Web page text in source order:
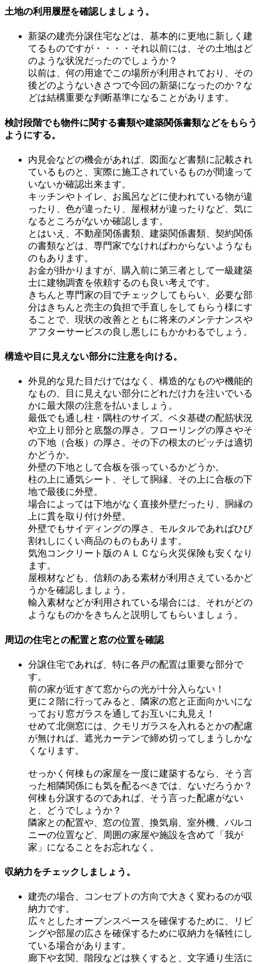
土地の利用履歴を確認しましょう。
新築の建売分譲住宅などは、基本的に更地に新しく建
てるものですが・・・・それ以前には、その土地はど
のような状況だったのでしょうか？
以前は、何の用途でこの場所が利用されており、その
後どのようないきさつで今回の新築になったのか？な
どは結構重要な判断基準になることがあります。
検討段階でも物件に関する書類や建築関係書類などをもらう
ようにする。
内見会などの機会があれば、図面など書類に記載され
ているものと、実際に施工されているものが間違って
いないか確認出来ます。
キッチンやトイレ、お風呂などに使われている物が違
ったり、色が違ったり、屋根材が違ったりなど、気に
なるところがないか確認します。
とはいえ、不動産関係書類、建築関係書類、契約関係
の書類などは、専門家でなければわからないようなも
のもあります。
お金が掛かりますが、購入前に第三者として一級建築
士に建物調査を依頼するのも良い考えです。
きちんと専門家の目でチェックしてもらい、必要な部
分はきちんと売主の負担で手直しをしてもらう様にす
ることで、現状の改善とともに将来のメンテナンスや
アフターサービスの良し悪しにもかかわるでしょう。
構造や目に見えない部分に注意を向ける。
外見的な見た目だけではなく、構造的なものや機能的
なもの、目に見えない部分にどれだけ力を注いでいる
かに最大限の注意を払いましょう。
最低でも通し柱・隅柱のサイズ。ベタ基礎の配筋状況
や立上り部分と底盤の厚さ。フローリングの厚さやそ
の下地（合板）の厚さ。その下の根太のピッチは適切
かどうか。
外壁の下地として合板を張っているかどうか。
柱の上に通気シート、そして胴縁、その上に合板の下
地で最後に外壁。
場合によっては下地がなく直接外壁だったり、胴縁の
上に貫を取り付け外壁。
外壁でもサイディングの厚さ、モルタルであればひび
割れしにくい商品のものもあります。
気泡コンクリート版のＡＬＣなら火災保険も安くなり
ます。
屋根材なども、信頼のある素材が利用さえているかど
うかを確認しましょう。
輸入素材などが利用されている場合には、それがどの
ようなものかをきちんと説明してもらいましょう。
周辺の住宅との配置と窓の位置を確認
分譲住宅であれば、特に各戸の配置は重要な部分で
す。
前の家が近すぎて窓からの光が十分入らない！
更に２階に行ってみると、隣家の窓と正面向かいにな
っており窓ガラスを通してお互いに丸見え！
せめて北側窓には、クモリガラスを入れるとかの配慮
が無ければ、遮光カーテンで締め切ってしまうしかな
くなります。
せっかく何棟もの家屋を一度に建築するなら、そう言
った相隣関係にも気を配るべきでは、ないだろうか？
何棟も分譲するのであれば、そう言った配慮がない
と、どうでしょうか？
隣家との配置や、窓の位置、換気扇、室外機、バルコ
ニーの位置など、周囲の家屋や施設を含めて「我が
家」になることをお忘れなく。
収納力をチェックしましょう。
建売の場合、コンセプトの方向で大きく変わるのが収
納力です。
広々としたオープンスペースを確保するために、リビ
ングや部屋の広さを確保するために収納力を犠牲にし
ている場合があります。
廊下や玄関、階段などは狭くすると、文字通り生活に